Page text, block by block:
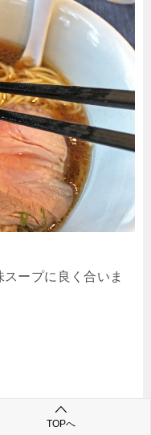
ープに良く合いま
TOPへ